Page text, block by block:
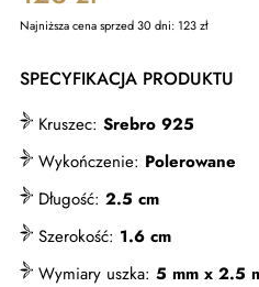
Najniższa cena sprzed 30 dni:123zł
SPECYFIKACJA PRODUKTU
Kruszec: Srebro 925
Wykończenie: Polerowane
Długość: 2.5 cm
Szerokość: 1.6 cm
Wymiary uszka: 5 mm x 2.5